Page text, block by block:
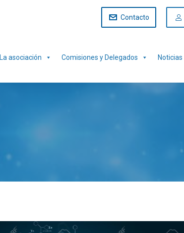
Contacto
La asociación Comisiones y Delegados Noticias